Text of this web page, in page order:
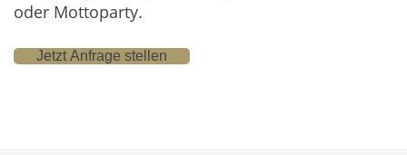
oder Mottoparty.
Jetzt Anfrage stellen